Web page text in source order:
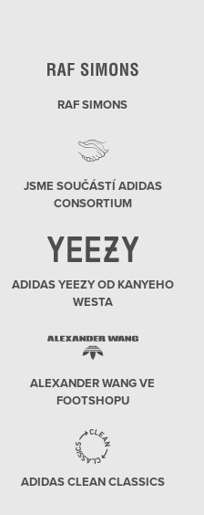
RAF SIMONS
JSME SOUČÁSTÍ ADIDAS
CONSORTIUM
ADIDAS YEEZY OD KANYEHO
WESTA
ALEXANDER WANG VE
FOOTSHOPU
ADIDAS CLEAN CLASSICS